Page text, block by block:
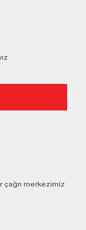
çağrı merkezimiz